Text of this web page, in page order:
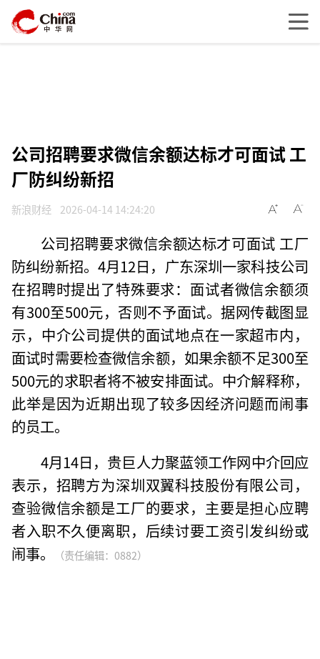
公司招聘要求微信余额达标才可面试 工
厂防纠纷新招
新浪财经 2026-04-14 14:24:20
公司招聘要求微信余额达标才可面试 工厂
防纠纷新招。4月12日，广东深圳一家科技公司
在招聘时提出了特殊要求：面试者微信余额须
有300至500元，否则不予面试。据网传截图显
示，中介公司提供的面试地点在一家超市内，
面试时需要检查微信余额，如果余额不足300至
500元的求职者将不被安排面试。中介解释称，
此举是因为近期出现了较多因经济问题而闹事
的员工。
4月14日，贵巨人力聚蓝领工作网中介回应
表示，招聘方为深圳双翼科技股份有限公司，
查验微信余额是工厂的要求，主要是担心应聘
者入职不久便离职，后续讨要工资引发纠纷或
闹事。
（责任编辑：0882）